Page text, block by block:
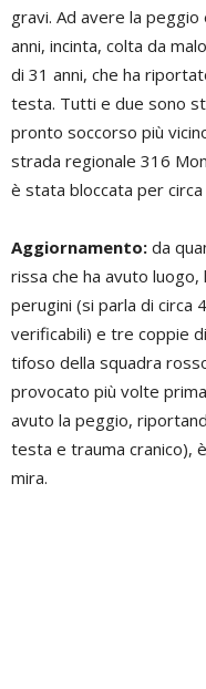
gravi. Ad avere la
anni, incinta, colta da
di 31 anni, che ha
testa. Tutti e due sono
pronto soccorso più
strada regionale 316
è stata bloccata per
Aggiornamento: da
rissa che ha avuto
perugini (si parla di circa
verificabili) e tre coppie
tifoso della squadra
provocato più volte
avuto la peggio,
testa e trauma cranico),
mira.